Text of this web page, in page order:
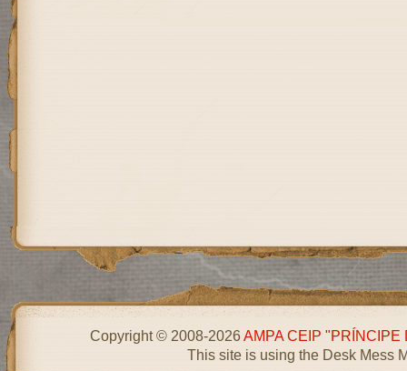
Copyright © 2008-2026AMPA CEIP "PRÍNCIPE
This site is using the Desk Mess